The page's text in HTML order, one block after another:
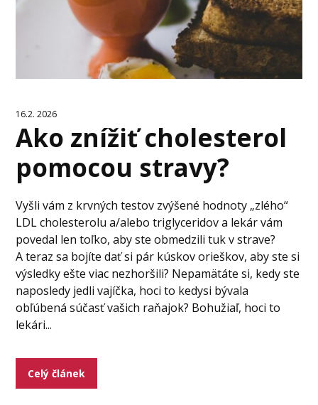
16.2. 2026
Ako znížiť cholesterol
pomocou stravy?
Vyšli vám z krvných testov zvýšené hodnoty „zlého“
LDL cholesterolu a/alebo triglyceridov a lekár vám
povedal len toľko, aby ste obmedzili tuk v strave?
A teraz sa bojíte dať si pár kúskov orieškov, aby ste si
výsledky ešte viac nezhoršili? Nepamätáte si, kedy ste
naposledy jedli vajíčka, hoci to kedysi bývala
obľúbená súčasť vašich raňajok? Bohužiaľ, hoci to
lekári...
Celý článek